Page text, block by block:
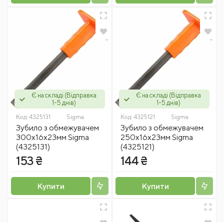
Є на складі (Відправка
1-5 днів)
Код: 4325131 Sigma
Зубило з обмежувачем
300х16х23мм Sigma
(4325131)
153 ₴
Купити
Є на складі (Відправка
1-5 днів)
Код: 4325121 Sigma
Зубило з обмежувачем
250х16х23мм Sigma
(4325121)
144 ₴
Купити